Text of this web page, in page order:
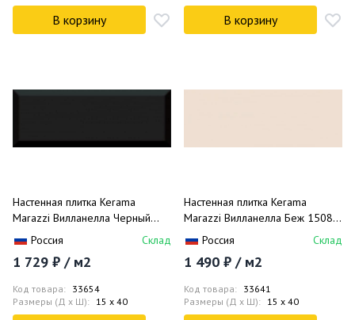
В корзину В корзину
Настенная плитка Kerama
Marazzi Вилланелла Черный
Грань 15076 15x40
Россия Склад
1 729 ₽ / м2
Код товара: 33654
Размеры (Д x Ш): 15 x 40
Настенная плитка Kerama
Marazzi Вилланелла Беж 15084
15x40Россия Склад
1 490 ₽ / м2
Код товара: 33641
Размеры (Д x Ш): 15 x 40